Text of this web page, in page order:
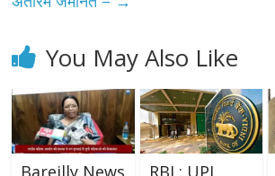
You May Also Like
Bareilly News
RBI : UPI